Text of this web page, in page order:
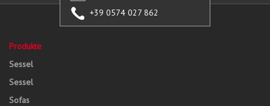
+39 0574 027 862
Produkte
Sessel
Sessel
Sofas